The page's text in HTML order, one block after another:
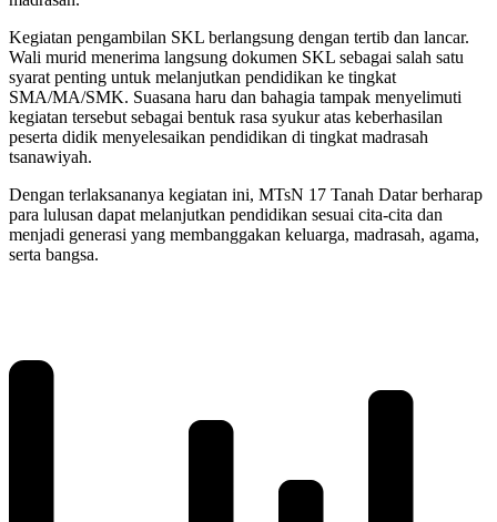
Kegiatan pengambilan SKL berlangsung dengan tertib dan lancar.
Wali murid menerima langsung dokumen SKL sebagai salah satu
syarat penting untuk melanjutkan pendidikan ke tingkat
SMA/MA/SMK. Suasana haru dan bahagia tampak menyelimuti
kegiatan tersebut sebagai bentuk rasa syukur atas keberhasilan
peserta didik menyelesaikan pendidikan di tingkat madrasah
tsanawiyah.
Dengan terlaksananya kegiatan ini, MTsN 17 Tanah Datar berharap
para lulusan dapat melanjutkan pendidikan sesuai cita-cita dan
menjadi generasi yang membanggakan keluarga, madrasah, agama,
serta bangsa.